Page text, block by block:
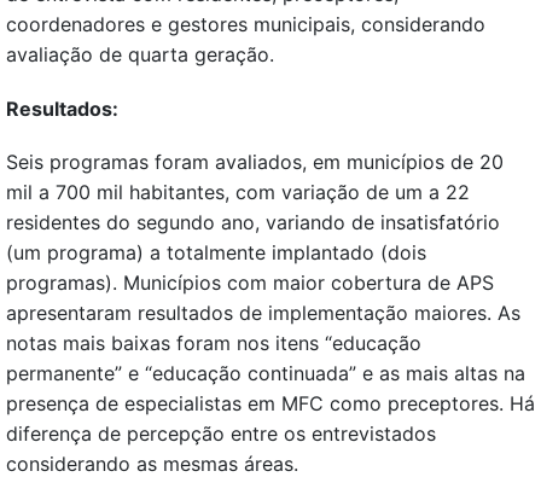
coordenadores e gestores municipais, considerando
avaliação de quarta geração.
Resultados:
Seis programas foram avaliados, em municípios de 20
mil a 700 mil habitantes, com variação de um a 22
residentes do segundo ano, variando de insatisfatório
(um programa) a totalmente implantado (dois
programas). Municípios com maior cobertura de APS
apresentaram resultados de implementação maiores. As
notas mais baixas foram nos itens “educação
permanente” e “educação continuada” e as mais altas na
presença de especialistas em MFC como preceptores. Há
diferença de percepção entre os entrevistados
considerando as mesmas áreas.